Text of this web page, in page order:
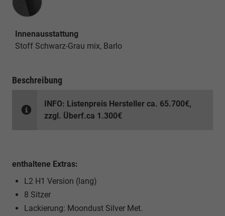
Innenausstattung
Stoff Schwarz-Grau mix, Barlo
Beschreibung
INFO: Listenpreis Hersteller ca. 65.700€,
zzgl. Überf.ca 1.300€
enthaltene Extras:
L2 H1 Version (lang)
8 Sitzer
Lackierung: Moondust Silver Met.